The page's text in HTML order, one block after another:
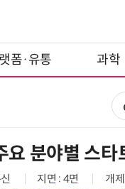
폼·유통 과학
분야별 스타
지면 : 4면
개